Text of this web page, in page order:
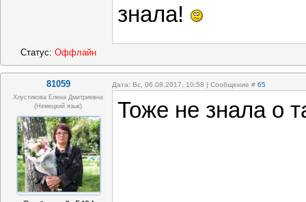
знала!
Статус: Оффлайн
81059 Дата: Вс, 06.08.2017, 10:58 | Сообщение # 65
Хлустикова Елена Дмитриевна
(немецкий язык)
Тоже не знала о